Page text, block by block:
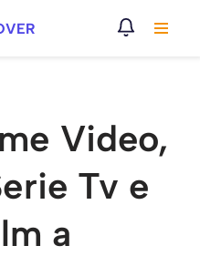
Video,
Tv e
a